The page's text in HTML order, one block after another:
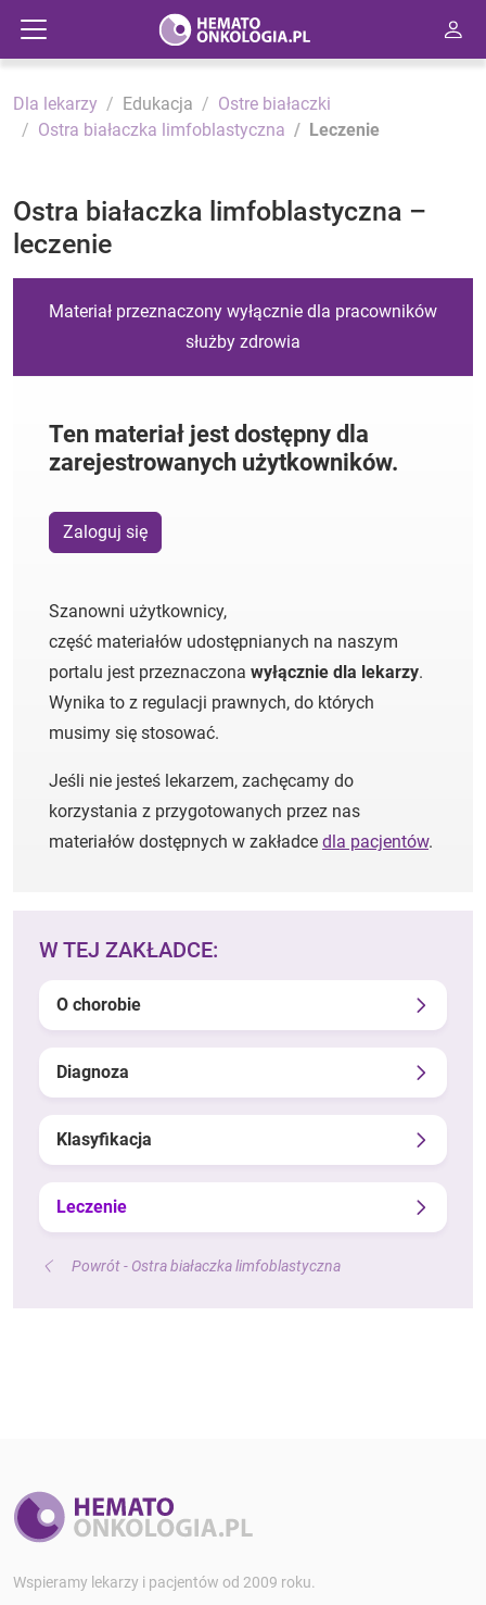
Dla lekarzy Edukacja
Ostre białaczki
Ostra białaczka limfoblastyczna
Leczenie
Ostra białaczka limfoblastyczna –
leczenie
Materiał przeznaczony wyłącznie dla pracowników
służby zdrowia
Ten materiał jest dostępny dla
zarejestrowanych użytkowników.
Zaloguj się
Szanowni użytkownicy,
część materiałów udostępnianych na naszym
portalu jest przeznaczona wyłącznie dla lekarzy.
Wynika to z regulacji prawnych, do których
musimy się stosować.
Jeśli nie jesteś lekarzem, zachęcamy do
korzystania z przygotowanych przez nas
materiałów dostępnych w zakładce dla pacjentów.
W TEJ ZAKŁADCE:
O chorobie
Diagnoza
Klasyfikacja
Leczenie
Powrót - Ostra białaczka limfoblastyczna
Wspieramy lekarzy i pacjentów od 2009 roku.